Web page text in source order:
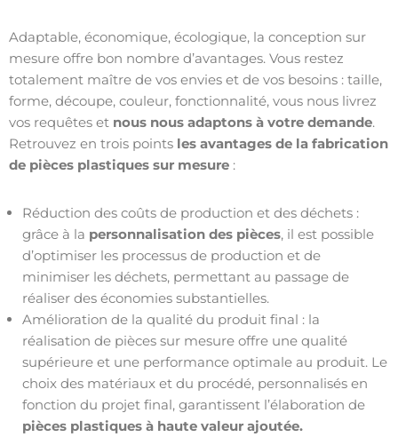
Adaptable, économique, écologique, la conception sur
mesure offre bon nombre d’avantages. Vous restez
totalement maître de vos envies et de vos besoins : taille,
forme, découpe, couleur, fonctionnalité, vous nous livrez
vos requêtes et nous nous adaptons à votre demande.
Retrouvez en trois points les avantages de la fabrication
de pièces plastiques sur mesure :
Réduction des coûts de production et des déchets :
grâce à la personnalisation des pièces, il est possible
d’optimiser les processus de production et de
minimiser les déchets, permettant au passage de
réaliser des économies substantielles.
Amélioration de la qualité du produit final : la
réalisation de pièces sur mesure offre une qualité
supérieure et une performance optimale au produit. Le
choix des matériaux et du procédé, personnalisés en
fonction du projet final, garantissent l’élaboration de
pièces plastiques à haute valeur ajoutée.